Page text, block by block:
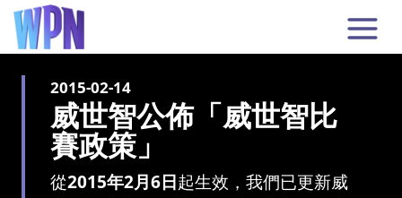
2015-02-14
威世智公佈「威世智比
賽政策」
從2015年2月6日起生效，我們已更新威